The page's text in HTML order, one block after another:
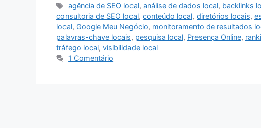
Tags
agência de SEO local,análise de dados local, backlinks
consultoria de SEO local, conteúdo local, diretórios locais,
local, Google Meu Negócio, monitoramento de resultados
palavras-chave locais, pesquisa local, Presença Online,
tráfego local, visibilidade local
1 Comentário